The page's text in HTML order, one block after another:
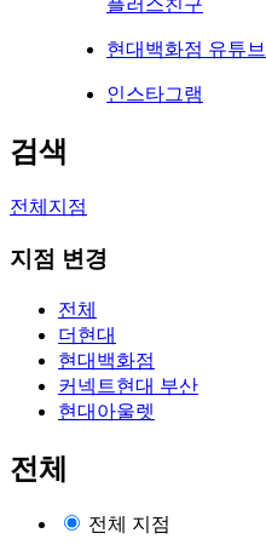
플러스친구
현대백화점 유튜브
인스타그램
검색
전체지점
지점 변경
전체
더현대
현대백화점
커넥트현대 부산
현대아울렛
전체
전체 지점